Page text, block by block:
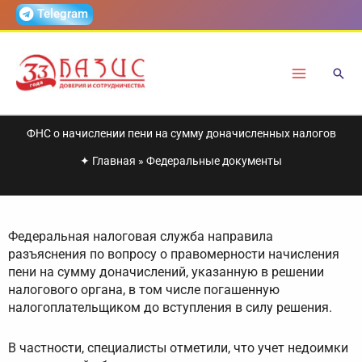
ПерейтиTelegram
ФНС о начислении пени на сумму доначисленных налогов
✦ Главная » Федеральные документы
Федеральная налоговая служба направила
разъяснения по вопросу о правомерности начисления
пени на сумму доначислений, указанную в решении
налогового органа, в том числе погашенную
налогоплательщиком до вступления в силу решения.
В частности, специалисты отметили, что учет недоимки